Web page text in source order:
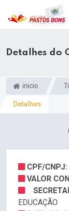
Detalhes do
inicio
Detalhes
CPF/CNPJ:
VALOR
EDUCAÇÃO